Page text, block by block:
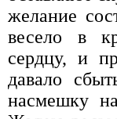
желание
весело в
сердцу, и
давало
насмешку